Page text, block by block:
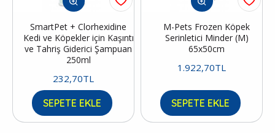
SmartPet + Clorhexidine
Kedi ve Köpekler için Kaşıntı
ve Tahriş Giderici Şampuan
250ml
232,70TL
SEPETE EKLE
M-Pets Frozen Köpek
Serinletici Minder (M)
65x50cm
1.922,70TL
SEPETE EKLE